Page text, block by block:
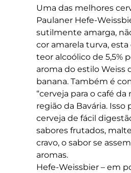
Uma das melhores
Paulaner Hefe-
sutilmente amarga,
cor amarela turva,
teor alcoólico de 5,5%
aroma do estilo Weiss
banana. Também é
“cerveja para o café da
região da Bavária. Isso
cerveja de fácil
sabores frutados,
cravo, o sabor se
aromas.
Hefe-Weissbier – em